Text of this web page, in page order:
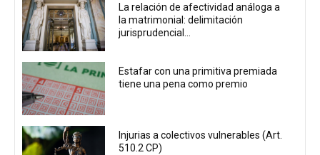
La relación de afectividad análoga a
la matrimonial: delimitación
jurisprudencial...
Estafar con una primitiva premiada
tiene una pena como premio
Injurias a colectivos vulnerables (Art.
510.2 CP)